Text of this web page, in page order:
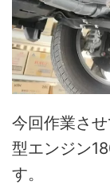
今回作業さ
型エンジン
す。